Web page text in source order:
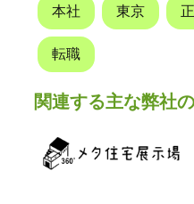
本社 東京
転職
関連する主な弊社